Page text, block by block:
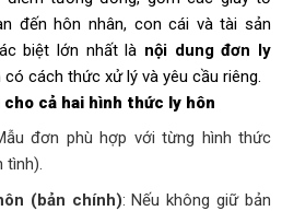
đến hôn nhân, con cái và tài sản
biệt lớn nhất là nội dung đơn ly
cách thức xử lý và yêu cầu riêng.
cả hai hình thức ly hôn
đơn phù hợp với từng hình thức
tình).
(bản chính): Nếu không giữ bản